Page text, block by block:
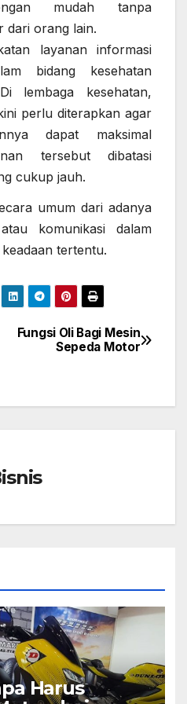
mudah tanpa
dari orang lain.
layanan informasi
bidang kesehatan
lembaga kesehatan,
perlu diterapkan agar
dapat maksimal
tersebut dibatasi
cukup jauh.
umum dari adanya
komunikasi dalam
tertentu.
Fungsi Oli Bagi Mesin
Sepeda Motor
Harus